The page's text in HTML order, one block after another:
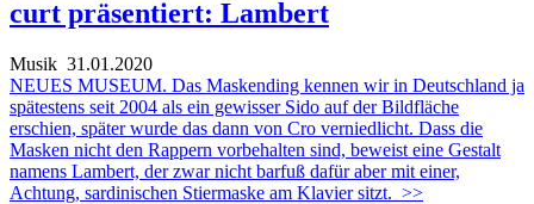
curt präsentiert: Lambert
Musik 31.01.2020
NEUES MUSEUM. Das Maskending kennen wir in Deutschland ja
spätestens seit 2004 als ein gewisser Sido auf der Bildfläche
erschien, später wurde das dann von Cro verniedlicht. Dass die
Masken nicht den Rappern vorbehalten sind, beweist eine Gestalt
namens Lambert, der zwar nicht barfuß dafür aber mit einer,
Achtung, sardinischen Stiermaske am Klavier sitzt. >>